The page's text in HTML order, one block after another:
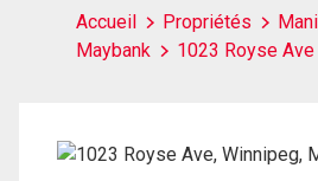
Accueil Propriétés
Maybank
1023 Royse Ave